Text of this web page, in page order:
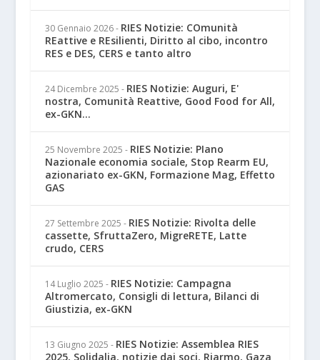
30 Gennaio 2026 - RIES Notizie: COmunità
REattive e REsilienti, Diritto al cibo, incontro
RES e DES, CERS e tanto altro
24 Dicembre 2025 - RIES Notizie: Auguri, E'
nostra, Comunità Reattive, Good Food for All,
ex-GKN...
25 Novembre 2025 - RIES Notizie: PIano
Nazionale economia sociale, Stop Rearm EU,
azionariato ex-GKN, Formazione Mag, Effetto
GAS
27 Settembre 2025 - RIES Notizie: Rivolta delle
cassette, SfruttaZero, MigreRETE, Latte
crudo, CERS
14 Luglio 2025 - RIES Notizie: Campagna
Altromercato, Consigli di lettura, Bilanci di
Giustizia, ex-GKN
13 Giugno 2025 - RIES Notizie: Assemblea RIES
2025, Solidalia, notizie dai soci, Riarmo, Gaza